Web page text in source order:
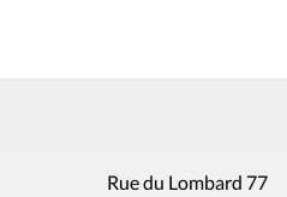
Rue du Lombard 77